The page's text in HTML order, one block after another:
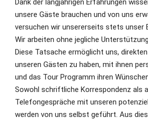
Dank der langjährigen Erfahrungen
unsere Gäste brauchen und von uns
versuchen wir unsererseits stets unser
Wir arbeiten ohne jegliche
Diese Tatsache ermöglicht uns,
unseren Gästen zu haben, mit ihnen
und das Tour Programm ihren
Sowohl schriftliche Korrespondenz als
Telefongespräche mit unseren
werden von uns selbst geführt. Aus